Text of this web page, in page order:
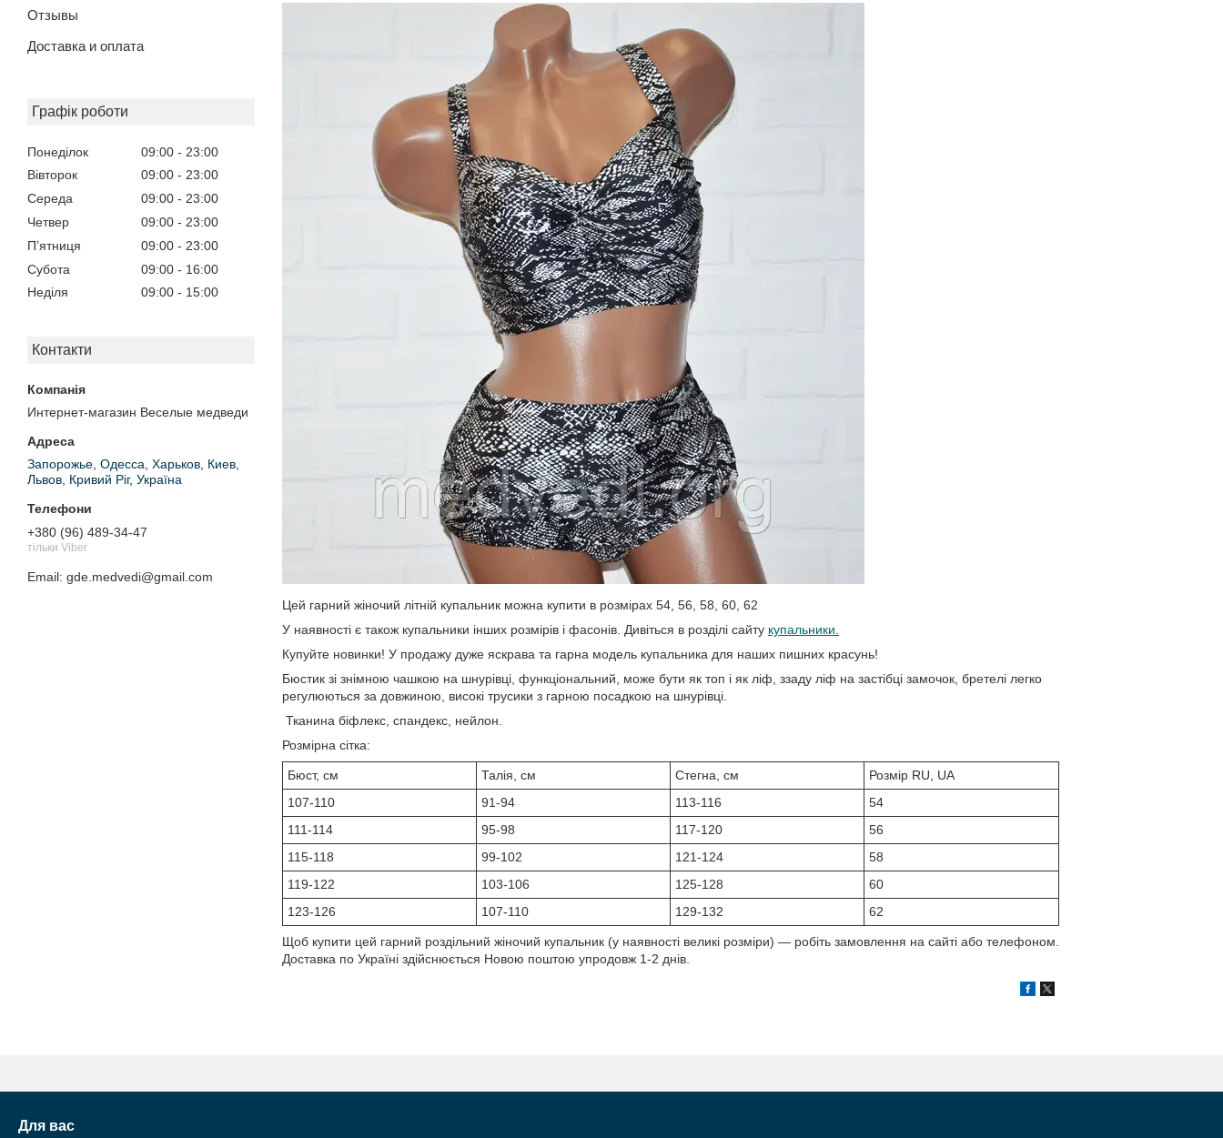
Отзывы
Доставка и оплата
Графік роботи
Понеділок 09:00
23:00
Вівторок
09:00
23:00
Середа
09:00
23:00
Четвер
09:00
23:00
Пʼятниця
09:00
23:00
Субота
09:00
16:00
Неділя
09:00 15:00
Контакти
Интернет-магазин Веселые медведи
Запорожье, Одесса, Харьков, Киев,
Львов, Кривий Ріг, Україна
+380 (96) 489-34-47
тільки Viber
Email gde.medvedi@gmail.com
Цей гарний жіночий літній купальник можна купити в розмірах 54, 56, 58, 60, 62
У наявності є також купальники інших розмірів і фасонів. Дивіться в розділі сайту купальники.
Купуйте новинки! У продажу дуже яскрава та гарна модель купальника для наших пишних красунь!
Бюстик зі знімною чашкою на шнурівці, функціональний, може бути як топ і як ліф, ззаду ліф на застібці замочок, бретелі легко
регулюються за довжиною, високі трусики з гарною посадкою на шнурівці.
Тканина біфлекс, спандекс, нейлон.
Розмірна сітка:
Бюст, см Талія, см Стегна, см
Розмір RU, UA
107-110
91-94 113-116
54
111-114
95-98 117-120
56
115-118
99-102 121-124
58
119-122
103-106 125-128
60
123-126
107-110 129-132 62
Щоб купити цей гарний роздільний жіночий купальник (у наявності великі розміри) — робіть замовлення на сайті або телефоном.
Доставка по Україні здійснюється Новою поштою упродовж 1-2 днів.
Для вас